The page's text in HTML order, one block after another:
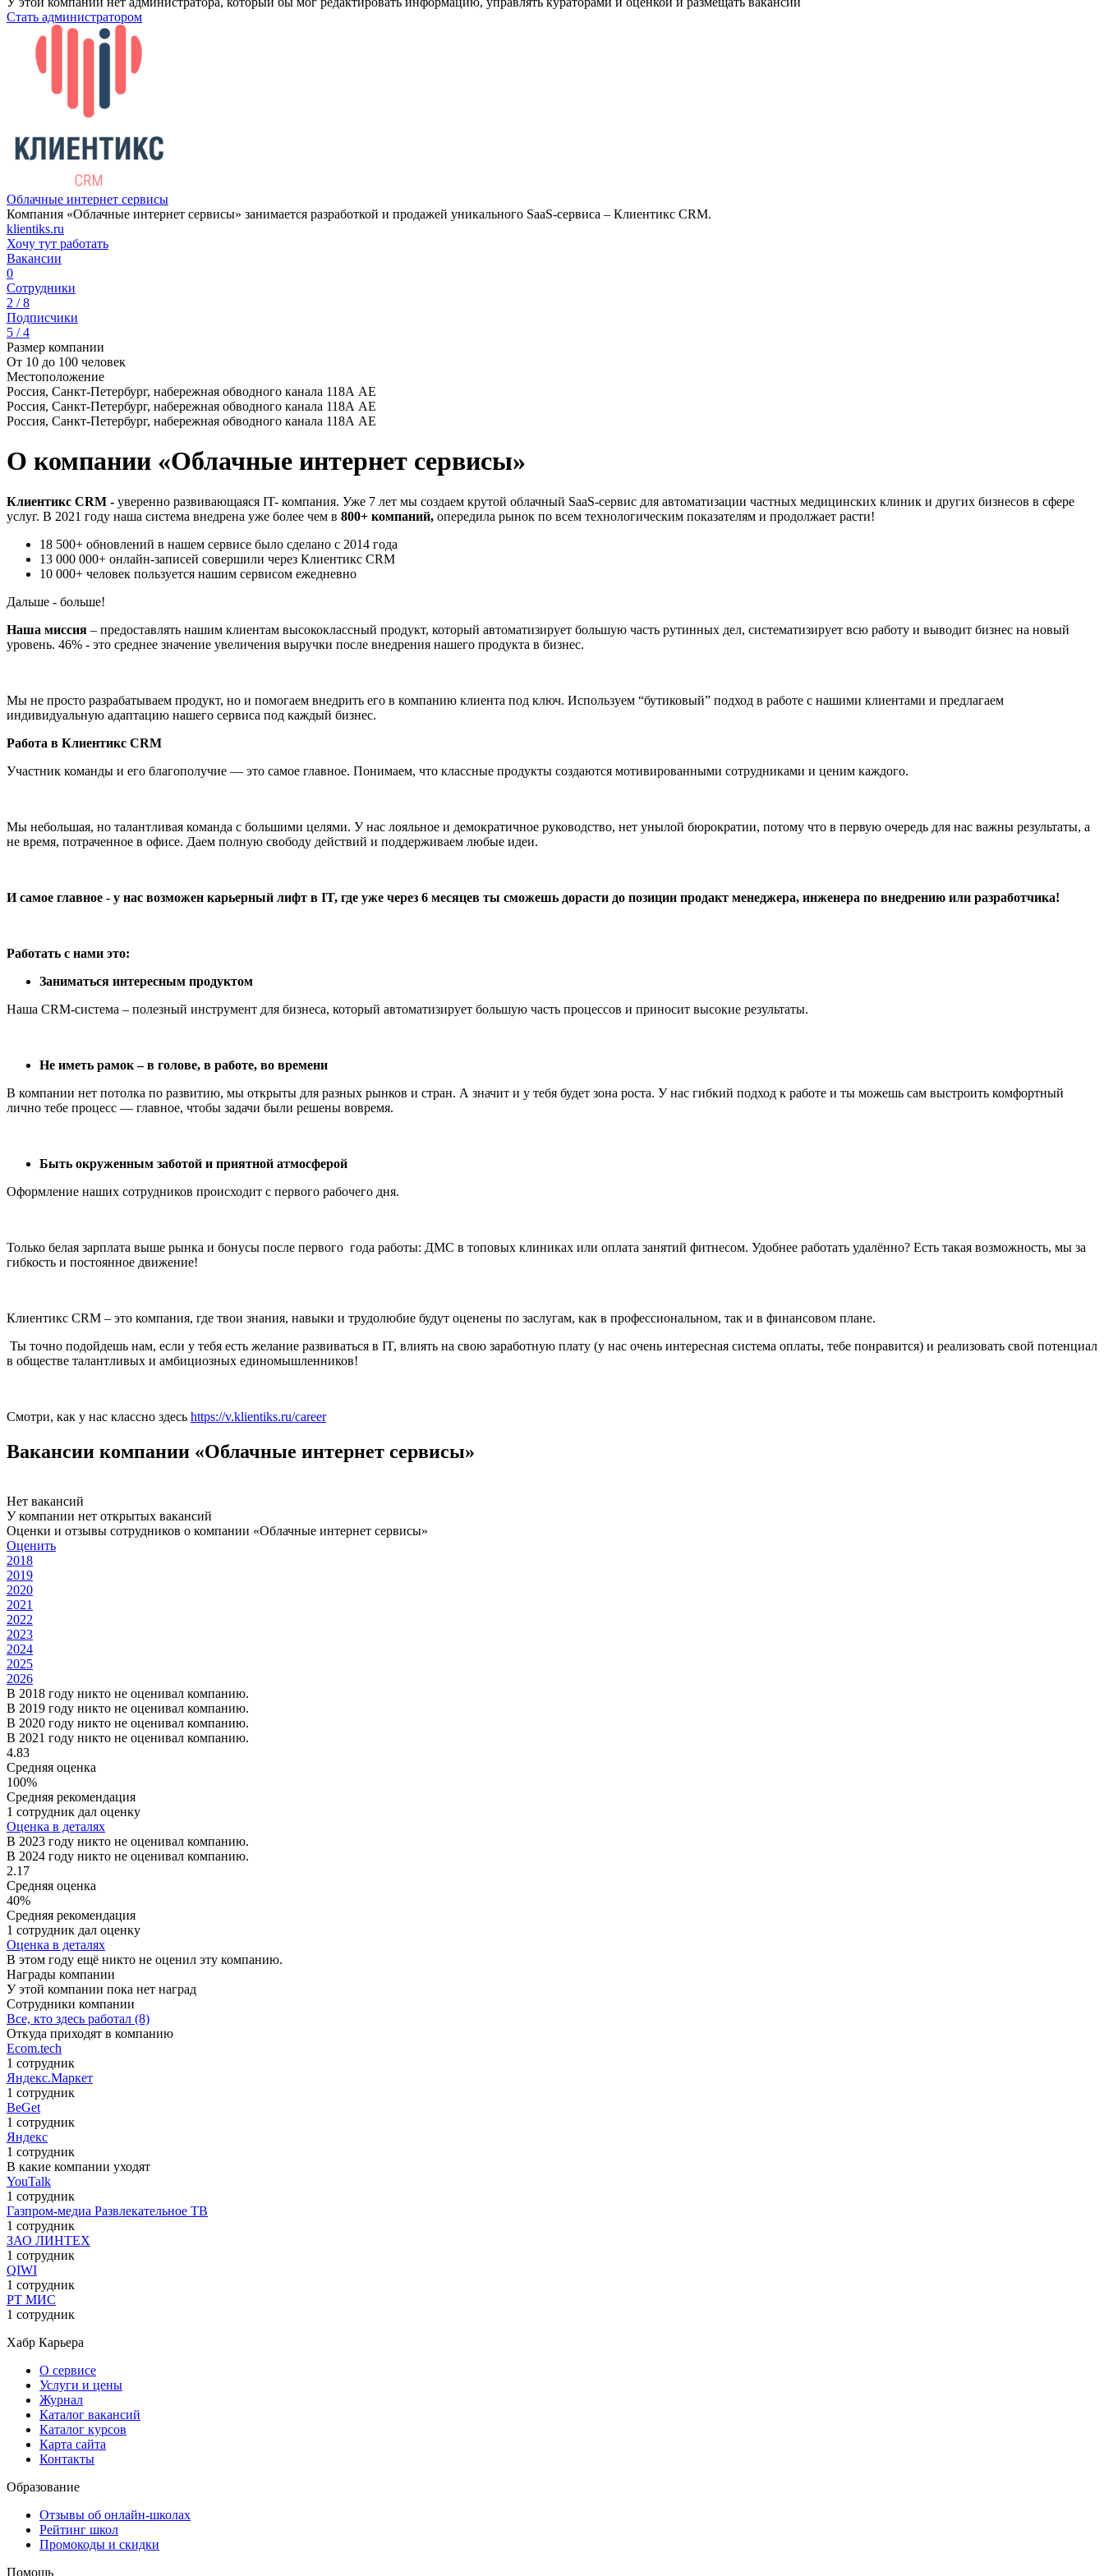
Стать администратором
Облачные интернет сервисы
Компания «Облачные интернет сервисы» занимается разработкой и продажей уникального SaaS-сервиса – Клиентикс CRM.
klientiks.ru
Хочу тут работать
Вакансии
0
Сотрудники
2 / 8
Подписчики
5 / 4
Размер компании
От 10 до 100 человек
Местоположение
Россия, Санкт-Петербург, набережная обводного канала 118А АЕ
Россия, Санкт-Петербург, набережная обводного канала 118А АЕ
Россия, Санкт-Петербург, набережная обводного канала 118А АЕ
О компании «Облачные интернет сервисы»
Клиентикс CRM - уверенно развивающаяся IT- компания. Уже 7 лет мы создаем крутой облачный SaaS-сервис для автоматизации частных медицинских клиник и других бизнесов в сфере
услуг. В 2021 году наша система внедрена уже более чем в 800+ компаний, опередила рынок по всем технологическим показателям и продолжает расти!
18 500+ обновлений в нашем сервисе было сделано с 2014 года
13 000 000+ онлайн-записей совершили через Клиентикс CRM
10 000+ человек пользуется нашим сервисом ежедневно
Дальше - больше!
Наша миссия – предоставлять нашим клиентам высококлассный продукт, который автоматизирует большую часть рутинных дел, систематизирует всю работу и выводит бизнес на новый
уровень. 46% - это среднее значение увеличения выручки после внедрения нашего продукта в бизнес.
Мы не просто разрабатываем продукт, но и помогаем внедрить его в компанию клиента под ключ. Используем “бутиковый” подход в работе с нашими клиентами и предлагаем
индивидуальную адаптацию нашего сервиса под каждый бизнес.
Работа в Клиентикс CRM
Участник команды и его благополучие — это самое главное. Понимаем, что классные продукты создаются мотивированными сотрудниками и ценим каждого.
Мы небольшая, но талантливая команда с большими целями. У нас лояльное и демократичное руководство, нет унылой бюрократии, потому что в первую очередь для нас важны результаты, а
не время, потраченное в офисе. Даем полную свободу действий и поддерживаем любые идеи.
И самое главное - у нас возможен карьерный лифт в IT, где уже через 6 месяцев ты сможешь дорасти до позиции продакт менеджера, инженера по внедрению или разработчика!
Работать с нами это:
Заниматься интересным продуктом
Наша CRM-система – полезный инструмент для бизнеса, который автоматизирует большую часть процессов и приносит высокие результаты.
Не иметь рамок – в голове, в работе, во времени
В компании нет потолка по развитию, мы открыты для разных рынков и стран. А значит и у тебя будет зона роста. У нас гибкий подход к работе и ты можешь сам выстроить комфортный
лично тебе процесс — главное, чтобы задачи были решены вовремя.
Быть окруженным заботой и приятной атмосферой
Оформление наших сотрудников происходит с первого рабочего дня.
Только белая зарплата выше рынка и бонусы после первого года работы: ДМС в топовых клиниках или оплата занятий фитнесом. Удобнее работать удалённо? Есть такая возможность, мы за
гибкость и постоянное движение!
Клиентикс CRM – это компания, где твои знания, навыки и трудолюбие будут оценены по заслугам, как в профессиональном, так и в финансовом плане.
Ты точно подойдешь нам, если у тебя есть желание развиваться в IT, влиять на свою заработную плату (у нас очень интересная система оплаты, тебе понравится) и реализовать свой потенциал
в обществе талантливых и амбициозных единомышленников!
Смотри, как у нас классно здесь https://v.klientiks.ru/career
Вакансии компании «Облачные интернет сервисы»
Нет вакансий
У компании нет открытых вакансий
Оценки и отзывы сотрудников о компании «Облачные интернет сервисы»
Оценить
2018
2019
2020
2021
2022
2023
2024
2025
2026
В 2018 году никто не оценивал компанию.
В 2019 году никто не оценивал компанию.
В 2020 году никто не оценивал компанию.
В 2021 году никто не оценивал компанию.
4.83
Средняя оценка
100%
Средняя рекомендация
1 сотрудник дал оценку
Оценка в деталях
В 2023 году никто не оценивал компанию.
В 2024 году никто не оценивал компанию.
2.17
Средняя оценка
40%
Средняя рекомендация
1 сотрудник дал оценку
Оценка в деталях
В этом году ещё никто не оценил эту компанию.
Награды компании
У этой компании пока нет наград
Сотрудники компании
Все, кто здесь работал (8)
Откуда приходят в компанию
Ecom.tech
1 сотрудник
Яндекс.Маркет
1 сотрудник
BeGet
1 сотрудник
Яндекс
1 сотрудник
В какие компании уходят
YouTalk
1 сотрудник
Газпром-медиа Развлекательное ТВ
1 сотрудник
ЗАО ЛИНТЕХ
1 сотрудник
QIWI
1 сотрудник
РТ МИС
1 сотрудник
Хабр Карьера
О сервисе
Услуги и цены
Журнал
Каталог вакансий
Каталог курсов
Карта сайта
Контакты
Образование
Отзывы об онлайн-школах
Рейтинг школ
Промокоды и скидки
Помощь